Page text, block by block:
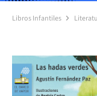
Libros Infantiles